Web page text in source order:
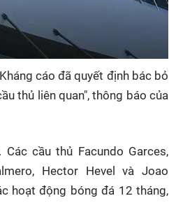
cáo đã quyết định bác bỏ
thủ liên quan", thông báo của
cầu thủ Facundo Garces,
Hector Hevel và Joao
hoạt động bóng đá 12 tháng,